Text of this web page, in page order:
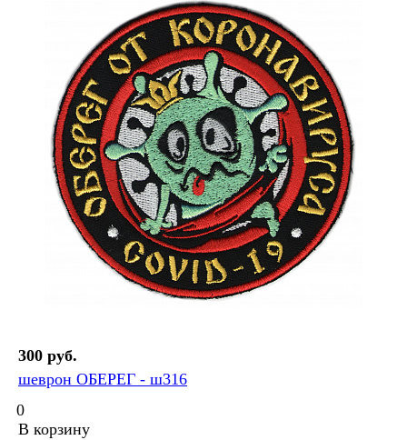
300 руб.
шеврон ОБЕРЕГ - ш316
0
В корзину